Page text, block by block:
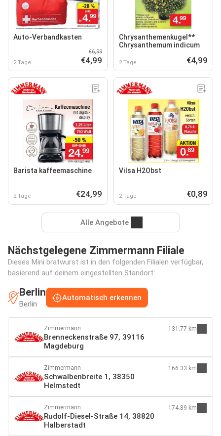
Auto-Verbandkasten
2 Tage
€6,99
€4,99
Chrysanthemenkugel**
Chrysanthemum indicum
2 Tage €4,99
Barista kaffeemaschine
2 Tage €24,99
Vilsa H2Obst
2 Tage €0,89
Alle Angebote
Nächstgelegene Zimmermann Filiale
Dieses Mini bratwurst ist in den folgenden Filialen verfügbar,
basierend auf deinem eingestellten Standort:
Berlin
Berlin
Automatisch erkennen
Zimmermann
Brenneckenstraße 97, 39116
Magdeburg
131.77 km
Zimmermann
Schwalbenbreite 1, 38350
Helmstedt
166.33 km
Zimmermann
Rudolf-Diesel-Straße 14, 38820
Halberstadt
174.89 km